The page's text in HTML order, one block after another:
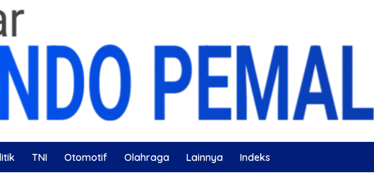
TNI Otomotif Olahraga Lainnya Indeks